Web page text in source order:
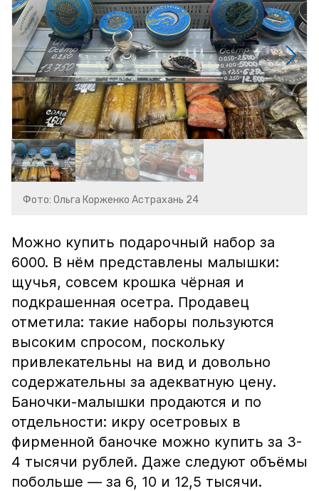
Фото: Ольга Корженко Астрахань 24
Можно купить подарочный набор за
6000. В нём представлены малышки:
щучья, совсем крошка чёрная и
подкрашенная осетра. Продавец
отметила: такие наборы пользуются
высоким спросом, поскольку
привлекательны на вид и довольно
содержательны за адекватную цену.
Баночки-малышки продаются и по
отдельности: икру осетровых в
фирменной баночке можно купить за 3-
4 тысячи рублей. Даже следуют объёмы
побольше — за 6, 10 и 12,5 тысячи.